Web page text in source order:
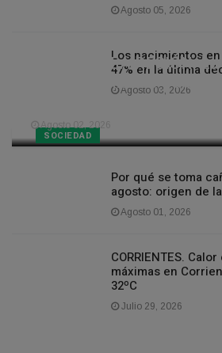
Agosto 05, 2026
Los nacimientos
47% en la última
Agosto 03, 2026
SOCIEDAD
CLIMA EN LA REGIÓN.
llegará con lluvias y días
Agosto 02, 2026
Por qué se toma
agosto: origen de
Agosto 01, 2026
CORRIENTES.
máximas en
32ºC
Julio 29, 2026